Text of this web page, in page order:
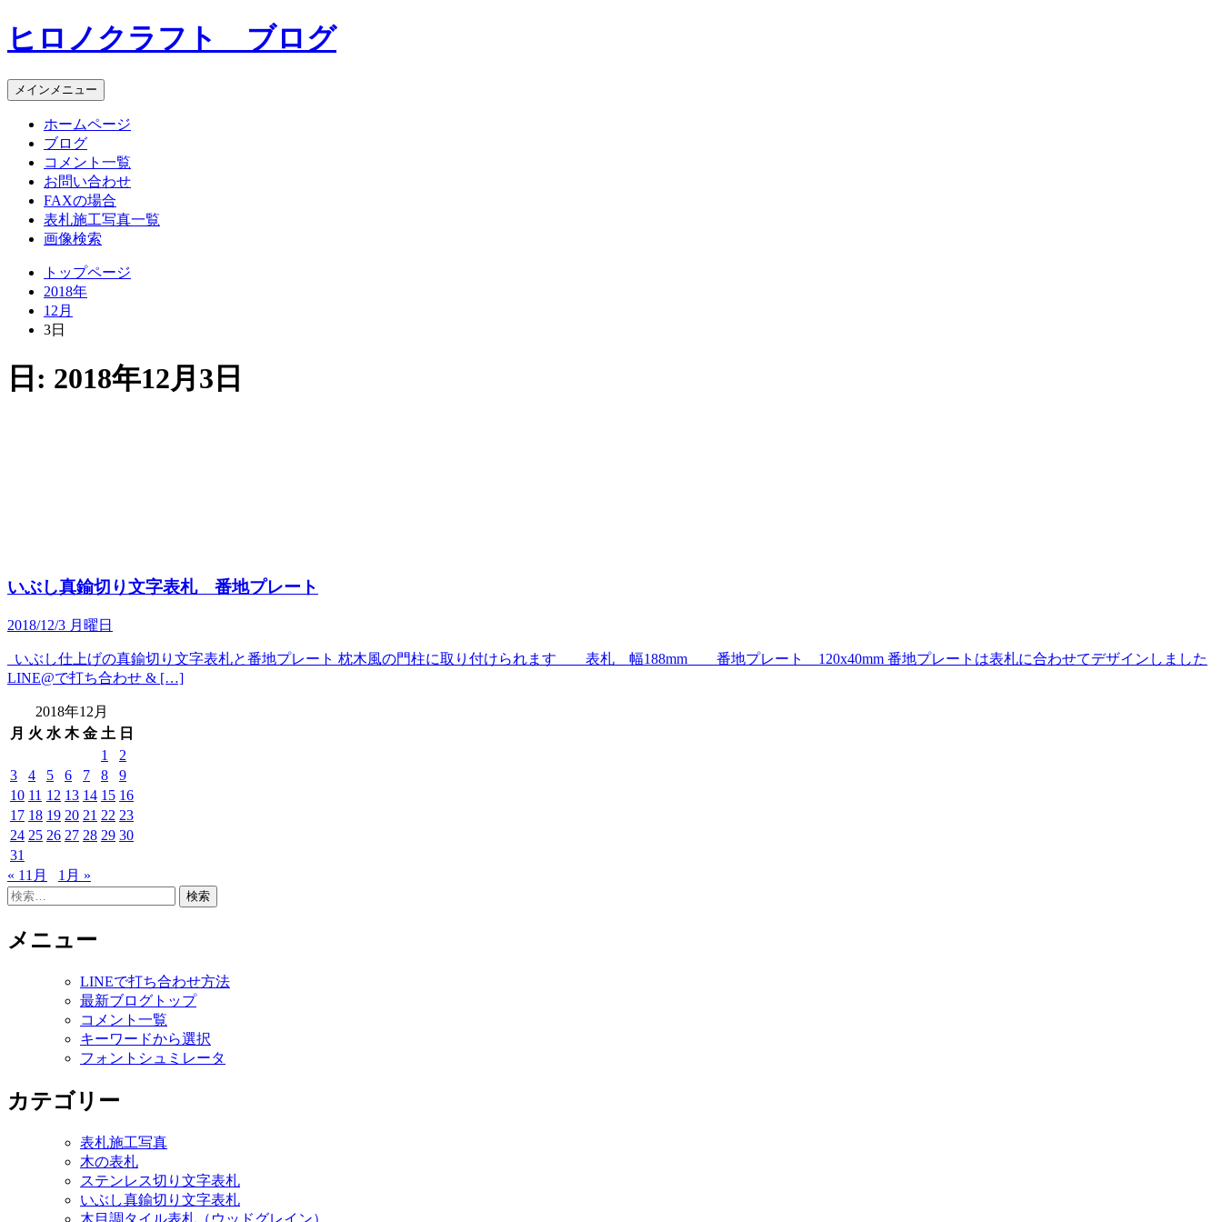
コ
ン
ン
ツ
ヒロノクラフト ブログ
メインメニュー
ホームページ
ブログ
コメント一覧
お問い合わせ
FAXの場合
表札施工写真一覧
画像検索
トップページ
2018年
12月
3日
日: 2018年12月3日
いぶし真鍮切り文字表札 番地プレート
2018/12/3 月曜日
いぶし仕上げの真鍮切り文字表札と番地プレート 枕木風の門柱に取り付けられます 表札 幅188mm 番地プレート 120x40mm 番地プレートは表札に合わせてデザインしました
LINE@で打ち合わせ & […]
2018年12月
月 火 水 木 金 土 日
1
2
3
4 5 6 7 8
9
10 11 12 13 14 15 16
17 18 19 20 21 22 23
24 25 26 27 28 29 30
31
« 11月
1月 »
検
メニュー
LINEで打ち合わせ方法
最新ブログトップ
コメント一覧
キーワードから選択
フォントシュミレータ
カテゴリー
表札施工写真
木の表札
ステンレス切り文字表札
いぶし真鍮切り文字表札
木目調タイル表札（ウッドグレイン）